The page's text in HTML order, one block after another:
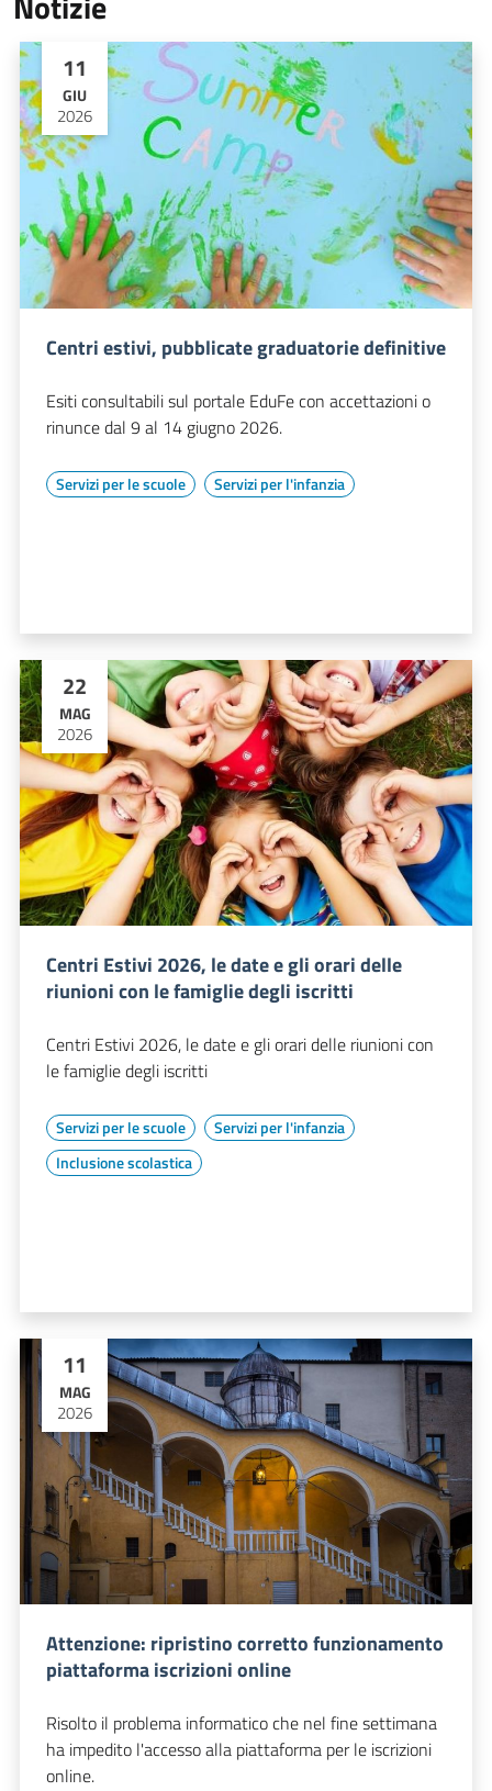
11
GIU
2026
Centri estivi, pubblicate graduatorie definitive
Esiti consultabili sul portale EduFe con accettazioni o
rinunce dal 9 al 14 giugno 2026.
Servizi per le scuole Servizi per l'infanzia
22
MAG
2026
Centri Estivi 2026, le date e gli orari delle
riunioni con le famiglie degli iscritti
Centri Estivi 2026, le date e gli orari delle riunioni con
le famiglie degli iscritti
Servizi per le scuole
Servizi per l'infanzia
Inclusione scolastica
11
MAG
2026
Attenzione: ripristino corretto funzionamento
piattaforma iscrizioni online
Risolto il problema informatico che nel fine settimana
ha impedito l'accesso alla piattaforma per le iscrizioni
online.